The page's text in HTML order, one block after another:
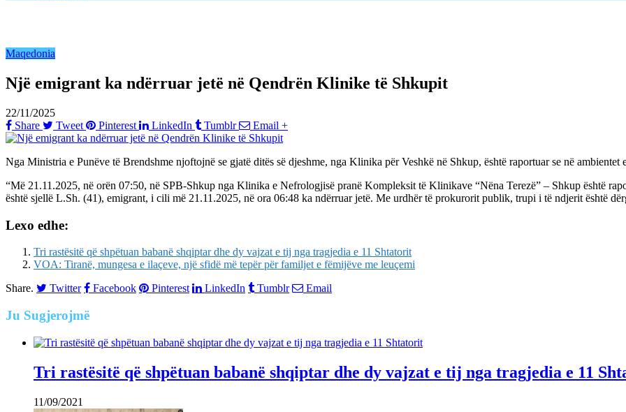
Maqedonia
Një emigrant ka ndërruar jetë në Qendrën Klinike të Shkupit
22/11/2025
Share
Tweet Pinterest LinkedIn Tumblr Email +
Nga Ministria e Punëve të Brendshme njoftojnë se gjatë ditës së djeshme, nga Klinika për Veshkë në Shkup, është raportuar se në
“Më 21.11.2025, në orën 07:50, në SPB-Shkup nga Klinika e Nefrologjisë pranë Kompleksit të Klinikave “Nëna Terezë” – Shkup është
është sjellë L.Sh. (41), emigrant, i cili më 21.11.2025, në ora 06:48 ka ndërruar jetë. Me urdhër të prokurorit publik, trupi i të ndjerit është
Lexo edhe:
Tri rastësitë që shpëtuan babanë shqiptar dhe dy vajzat e tij nga tragjedia e 11 Shtatorit
VOA: Tiranë, mungesa e ilaçeve, një sfidë më tepër për familjet e fëmijëve me leuçemi
Share.
Twitter Facebook Pinterest LinkedIn Tumblr Email
Ju Sugjerojmë
Tri rastësitë që shpëtuan babanë shqiptar dhe dy vajzat e tij nga tragjedia e 11
11/09/2021